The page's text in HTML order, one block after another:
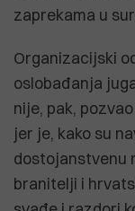
zaprekama u
Organizacijski
oslobađanja
nije, pak,
jer je, kako su
dostojanstvenu
branitelji i